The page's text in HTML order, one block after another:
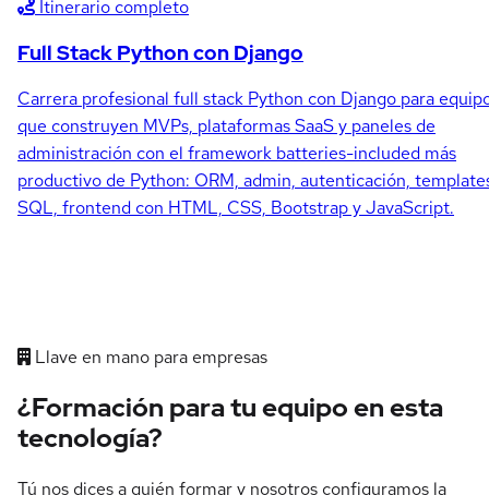
Itinerario completo
Full Stack Python con Django
Carrera profesional full stack Python con Django para
que construyen MVPs, plataformas SaaS y paneles de
administración con el framework batteries-included más
productivo de Python: ORM, admin, autenticación,
SQL, frontend con HTML, CSS, Bootstrap y JavaScript.
Llave en mano para empresas
¿Formación para tu equipo en esta
tecnología?
Tú nos dices a quién formar y nosotros configuramos la